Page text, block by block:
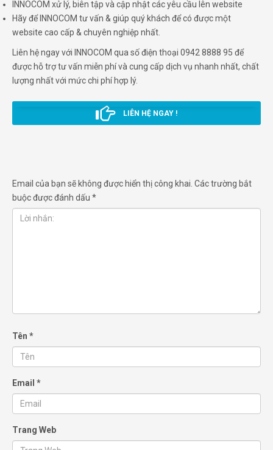
INNOCOM xử lý, biên tập và cập nhật các yêu cầu lên website
Hãy để INNOCOM tư vấn & giúp quý khách để có được một
website cao cấp & chuyên nghiệp nhất.
Liên hệ ngay với INNOCOM qua số điện thoại 0942 8888 95 để
được hỗ trợ tư vấn miễn phí và cung cấp dịch vụ nhanh nhất, chất
lượng nhất với mức chi phí hợp lý.
LIÊN HỆ NGAY !
Email của bạn sẽ không được hiển thị công khai. Các trường bắt
buộc được đánh dấu *
Tên *
Email *
Trang Web